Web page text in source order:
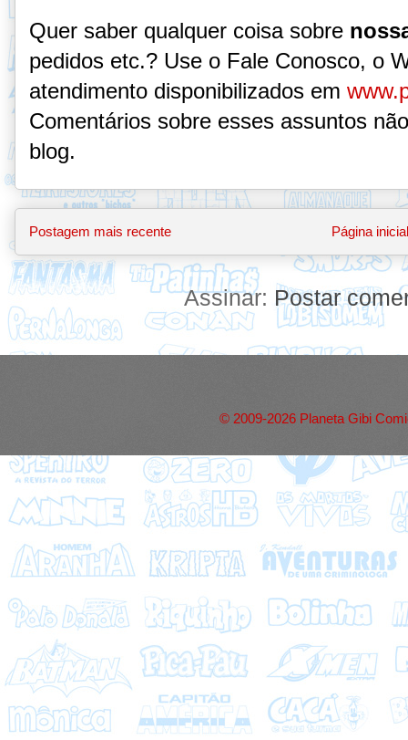
Quer saber qualquer coisa sobre
pedidos etc.? Use o Fale Conosco, o
atendimento disponibilizados em
Comentários sobre esses assuntos
blog.
Postagem mais recente Página inicial
Assinar: Postar
© 2009-2026 Planeta Gibi